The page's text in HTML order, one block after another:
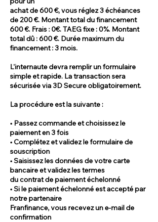
achat de 600 €, vous réglez 3 échéances
de 200 €. Montant total du financement
600 €. Frais : 0€. TAEG fixe : 0%. Montant
total dû : 600 €. Durée maximum du
financement : 3 mois.
L'internaute devra remplir un formulaire
simple et rapide. La transaction sera
sécurisée via 3D Secure obligatoirement.
La procédure est la suivante :
• Passez commande et choisissez le
paiement en 3 fois
• Complétez et validez le formulaire de
souscription
• Saisissez les données de votre carte
bancaire et validez les termes
du contrat de paiement échelonné
• Si le paiement échelonné est accepté par
notre partenaire
Franfinance, vous recevez un e-mail de
confirmation